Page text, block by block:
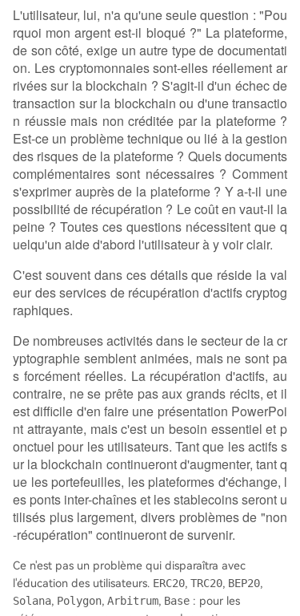
L'utilisateur, lui, n'a qu'une seule question : "Pou
rquoi mon argent est-il bloqué ?" La plateforme,
de son côté, exige un autre type de documentati
on. Les cryptomonnaies sont-elles réellement ar
rivées sur la blockchain ? S'agit-il d'un échec de
transaction sur la blockchain ou d'une transactio
n réussie mais non créditée par la plateforme ?
Est-ce un problème technique ou lié à la gestion
des risques de la plateforme ? Quels documents
complémentaires sont nécessaires ? Comment
s'exprimer auprès de la plateforme ? Y a-t-il une
possibilité de récupération ? Le coût en vaut-il la
peine ? Toutes ces questions nécessitent que q
uelqu'un aide d'abord l'utilisateur à y voir clair.
C'est souvent dans ces détails que réside la val
eur des services de récupération d'actifs cryptog
raphiques.
De nombreuses activités dans le secteur de la cr
yptographie semblent animées, mais ne sont pa
s forcément réelles. La récupération d'actifs, au
contraire, ne se prête pas aux grands récits, et il
est difficile d'en faire une présentation PowerPoi
nt attrayante, mais c'est un besoin essentiel et p
onctuel pour les utilisateurs. Tant que les actifs s
ur la blockchain continueront d'augmenter, tant q
ue les portefeuilles, les plateformes d'échange, l
es ponts inter-chaînes et les stablecoins seront u
tilisés plus largement, divers problèmes de "non
-récupération" continueront de survenir.
Ce n'est pas un problème qui disparaîtra avec
l'éducation des utilisateurs. ERC20, TRC20, BEP20,
Solana, Polygon, Arbitrum, Base : pour les